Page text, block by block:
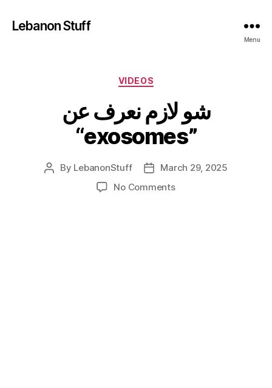
Lebanon Stuff
Menu
Categories
VIDEOS
شو لازم نعرف عن
“exosomes”
Post
By LebanonStuff
PostMarch 29, 2025
No Commentson